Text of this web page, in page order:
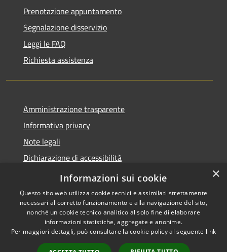
Prenotazione appuntamento
Segnalazione disservizio
Leggi le FAQ
Richiesta assistenza
Amministrazione trasparente
Informativa privacy
Note legali
Dichiarazione di accessibilità
Statistiche Web
Accessibilità
Copyright © 2026 • Comune di
Calenzano • Powered by
Municipium• Accesso
×
Informazioni sui cookie
Questo sito web utilizza cookie tecnici e assimilati strettamente
necessari al corretto funzionamento e alla navigazione del sito,
nonché un cookie tecnico analitico al solo fine di elaborare
informazioni statistiche, aggregate e anonime.
Per maggiori dettagli, può consultare la cookie policy al seguente link